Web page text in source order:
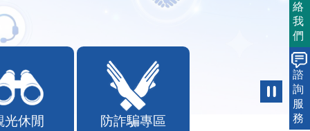
光休閒 防詐騙專區
絡
我
們
諮
詢
服
務